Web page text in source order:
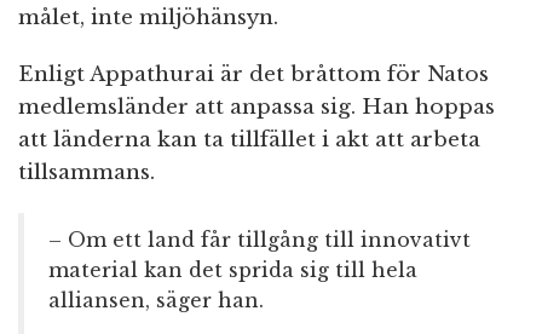
målet, inte miljöhänsyn.
Enligt Appathurai är det bråttom för Natos
medlemsländer att anpassa sig. Han hoppas
att länderna kan ta tillfället i akt att arbeta
tillsammans.
– Om ett land får tillgång till innovativt
material kan det sprida sig till hela
alliansen, säger han.